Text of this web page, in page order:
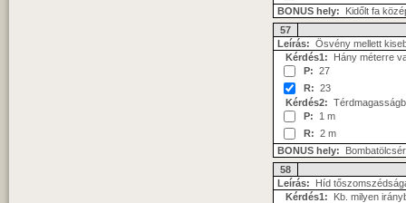
BONUS hely: Kidőlt fa
57
Leírás: Ösvény mellett
Kérdés1: Hány méterre
P: 27
R: 23
Kérdés2:
P: 1 m
R: 2 m
BONUS hely:
58
Leírás: Híd
Kérdés1: Kb. milyen